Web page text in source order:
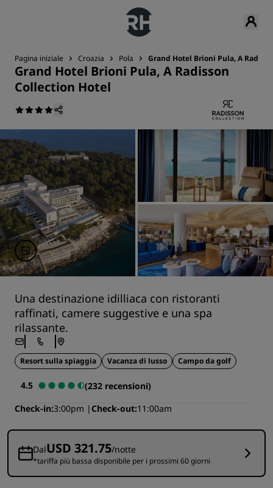
Pagina iniziale Croazia Pola Grand Hotel Brioni Pula, A
Grand Hotel Brioni Pula, A Radisson
Collection Hotel
Una destinazione idilliaca con ristoranti
raffinati, camere suggestive e una spa
rilassante.
Resort sulla spiaggia Vacanza di lusso Campo da golf
4.5
(232 recensioni)
Check-in 3:00pm Check-out 11:00am
DalUSD 321.75/notte
*tariffa più bassa disponibile per i prossimi 60 giorni